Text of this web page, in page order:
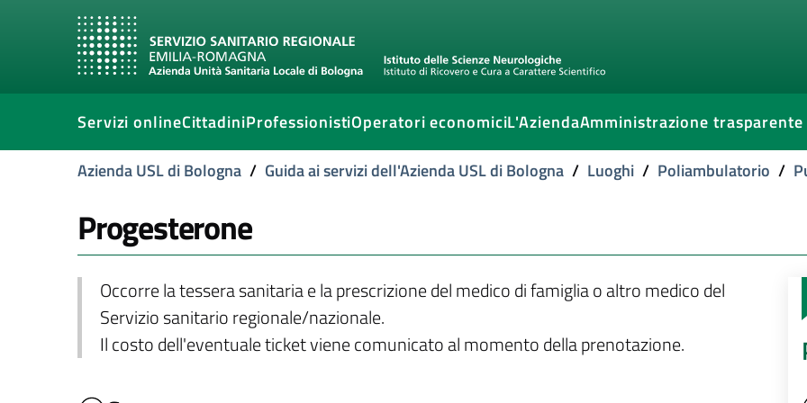
Servizi onlineCittadiniProfessionistiOperatori economiciL'AziendaAmministrazione trasparente
Azienda USL di Bologna / Guida ai servizi dell'Azienda USL di Bologna / Luoghi / Poliambulatorio /
Progesterone
Occorre la tessera sanitaria e la prescrizione del medico di famiglia o altro medico del
Servizio sanitario regionale/nazionale.
Il costo dell'eventuale ticket viene comunicato al momento della prenotazione.